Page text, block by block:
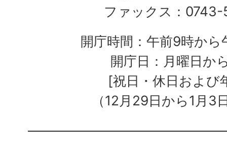
ファックス：
開庁時間：午前9時か
開庁日：月曜日か
[祝日・休日および
（12月29日から1月3